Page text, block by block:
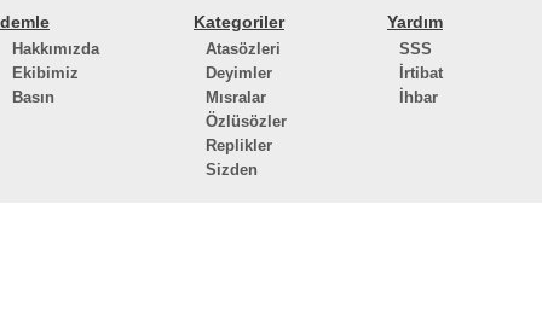
demle
Hakkımızda
Ekibimiz
Basın
Kategoriler
Atasözleri
Deyimler
Mısralar
Özlüsözler
Replikler
Sizden
Yardım
SSS
İrtibat
İhbar